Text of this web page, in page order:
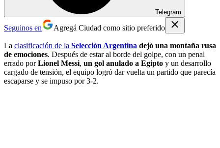
Telegram
Seguinos en Agregá Ciudad como sitio preferido
La clasificación de la Selección Argentina dejó una montaña rusa
de emociones. Después de estar al borde del golpe, con un penal
errado porLionel Messi, un gol anulado a Egipto y un desarrollo
cargado de tensión, el equipo logró dar vuelta un partido que parecía
escaparse y se impuso por 3-2.